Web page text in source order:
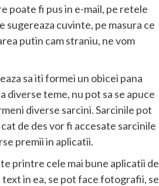
poate fi pus in e-mail, pe retele
sugereaza cuvinte, pe masura ce
putin cam straniu, ne vom
sa iti formei un obicei pana
diverse teme, nu pot sa se apuce
diverse sarcini. Sarcinile pot
de des vor fi accesate sarcinile
premii in aplicatii.
printre cele mai bune aplicatii de
in ea, se pot face fotografii, se